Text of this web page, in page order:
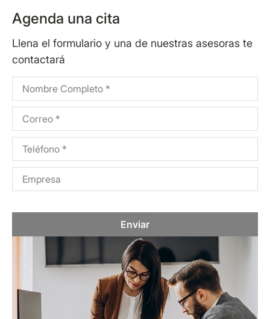
Agenda una cita
Llena el formulario y una de nuestras asesoras te
contactará
Enviar